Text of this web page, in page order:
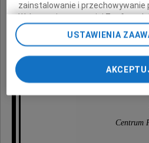
Centrum
zainstalowanie i przechowywanie
Wyborczej sp. z o. o. jej
na Twoim urządzeniu końcowym.
chwili zmienić swoje preferencje
preferencjami dot. przetwarzania
odnośnik „Ustawienia
USTAWIENIA